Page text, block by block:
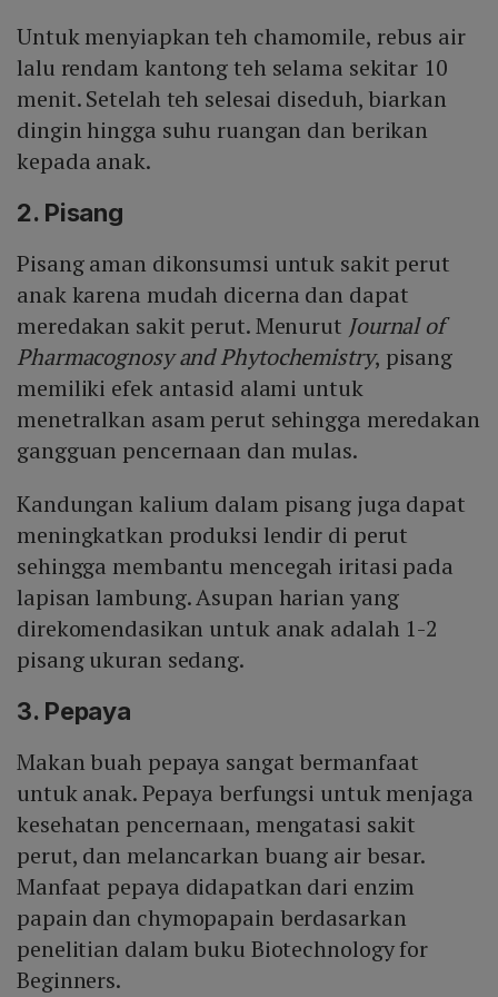
Untuk menyiapkan teh chamomile, rebus air
lalu rendam kantong teh selama sekitar 10
menit. Setelah teh selesai diseduh, biarkan
dingin hingga suhu ruangan dan berikan
kepada anak.
2. Pisang
Pisang aman dikonsumsi untuk sakit perut
anak karena mudah dicerna dan dapat
meredakan sakit perut. Menurut Journal of
Pharmacognosy and Phytochemistry, pisang
memiliki efek antasid alami untuk
menetralkan asam perut sehingga meredakan
gangguan pencernaan dan mulas.
Kandungan kalium dalam pisang juga dapat
meningkatkan produksi lendir di perut
sehingga membantu mencegah iritasi pada
lapisan lambung. Asupan harian yang
direkomendasikan untuk anak adalah 1-2
pisang ukuran sedang.
3. Pepaya
Makan buah pepaya sangat bermanfaat
untuk anak. Pepaya berfungsi untuk menjaga
kesehatan pencernaan, mengatasi sakit
perut, dan melancarkan buang air besar.
Manfaat pepaya didapatkan dari enzim
papain dan chymopapain berdasarkan
penelitian dalam buku Biotechnology for
Beginners.